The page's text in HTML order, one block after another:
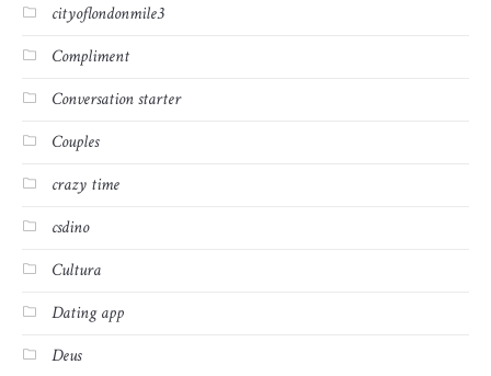
cityoflondonmile3
Compliment
Conversation starter
Couples
crazy time
csdino
Cultura
Dating app
Deus